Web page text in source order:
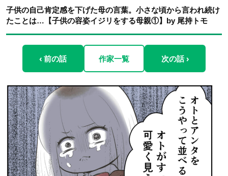
子供の自己肯定感を下げた母の言葉。小さな頃から言われ続け
たことは…【子供の容姿イジリをする母親①】by 尾持トモ
‹ 前の話 作家一覧 次の話 ›